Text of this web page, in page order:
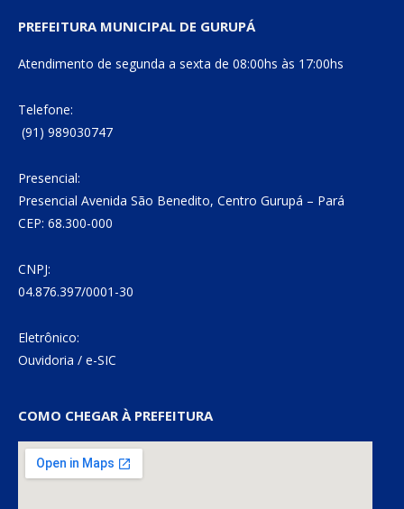
PREFEITURA MUNICIPAL DE GURUPÁ
Atendimento de segunda a sexta de 08:00hs às 17:00hs
Telefone:
(91) 989030747
Presencial:
Presencial Avenida São Benedito, Centro Gurupá – Pará
CEP: 68.300-000
CNPJ:
04.876.397/0001-30
Eletrônico:
Ouvidoria / e-SIC
COMO CHEGAR À PREFEITURA